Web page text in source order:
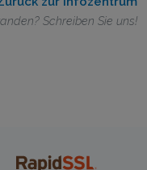
Schreiben Sie uns!